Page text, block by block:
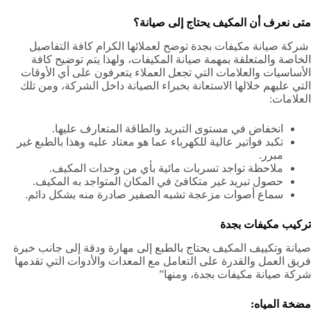
متى نعرف أن المكيف يحتاج إلى صيانة؟
شركة صيانة مكيفات بجدة توضح لعملائها الكرام كافة التفاصيل
الخاصة والمتعلقة بمهمة صيانة المكيفات، ولهذا يتم توضيح كافة
الأساسيات والعلامات التي تجعل العملاء يتعرفون على أي الأوقات
التي عليهم خلالها الاستعانة بخبراء الصيانة داخل الشركة، ومن تلك
العلامات:
انخفاض في مستوى التبريد والطاقة المتعارف عليها.
تكبد فواتير عالية للكهرباء عما هو معتاد عليه وهذا بالطبع غير
مبرر.
ملاحظة تواجد تسربات مائية بأي من وحدات المكيف.
حصول تبريد غير متكافئ في المكان المتواجد به المكيف.
سماع أصوات مزعجة تشبه الصفير صادرة منه بشكل دائم.
تركيب مكيفات بجدة
صيانة وتكييف المكيف يحتاج بالطبع إلى مهارة ودقة إلى جانب خبرة
فريق العمل والقدرة على التعامل مع المعدات والأدوات التي تقدمها
شركة صيانة مكيفات بجدة، ومنها”
مضخة المياه: